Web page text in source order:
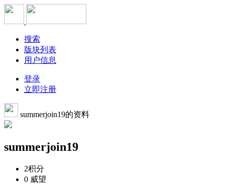
搜索
版块列表
用户信息
登录
立即注册
summerjoin19的资料
summerjoin19
2积分
0 威望